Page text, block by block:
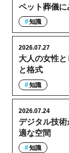
ペット葬儀
知識
大人の女性
と格式
2026.07.27
知識
デジタル技
適な空間
2026.07.24
知識